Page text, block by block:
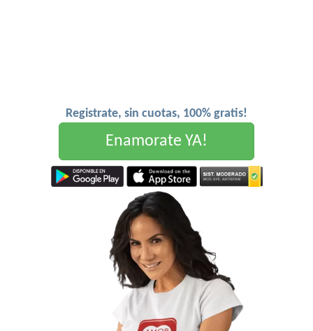
Registrate, sin cuotas, 100% gratis!
Enamorate YA!